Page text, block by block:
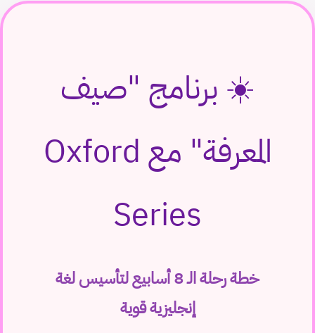
☀️ برنامج "صيف
المعرفة" مع Oxford
Series
خطة رحلة الـ 8 أسابيع لتأسيس لغة
إنجليزية قوية